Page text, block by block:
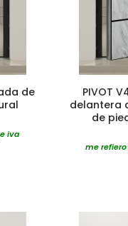
de
iva
PIVOT
delantera
de
me